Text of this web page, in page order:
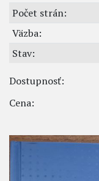
Počet strán:
Väzba:
Stav:
Dostupnosť:
Cena: